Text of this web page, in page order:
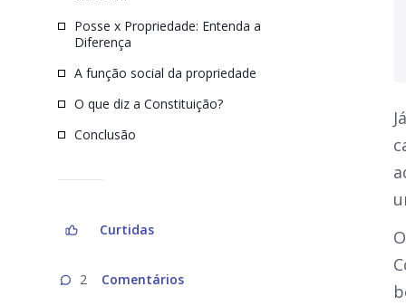
Posse x Propriedade: Entenda a
Diferença
A função social da propriedade
O que diz a Constituição?
Conclusão
Curtidas
2 Comentários